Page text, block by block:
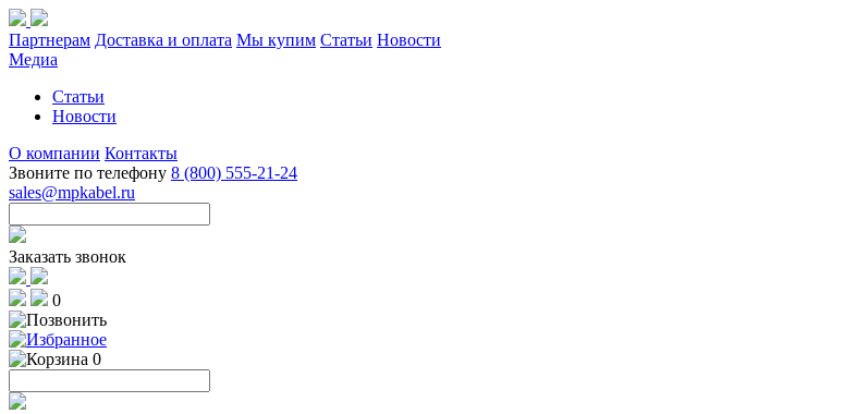
Партнерам Доставка и оплата Мы купим Статьи Новости
Медиа
Статьи
Новости
О компании Контакты
Звоните по телефону 8 (800) 555-21-24
sales@mpkabel.ru
Заказать звонок
0
0